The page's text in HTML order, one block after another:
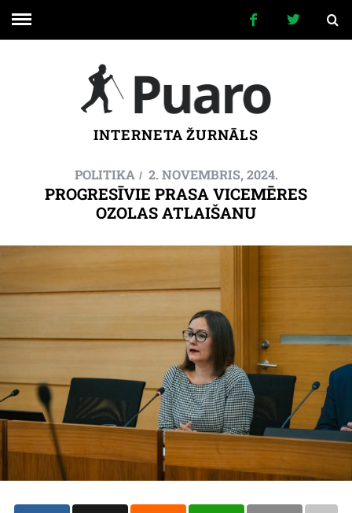
INTERNETA ŽURNĀLS
POLITIKA 2. NOVEMBRIS, 2024.
PROGRESĪVIE PRASA VICEMĒRES
OZOLAS ATLAIŠANU